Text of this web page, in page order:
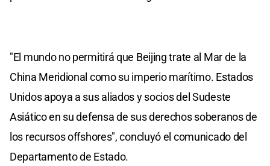
"El mundo no permitirá que Beijing trate al Mar de la
China Meridional como su imperio marítimo. Estados
Unidos apoya a sus aliados y socios del Sudeste
Asiático en su defensa de sus derechos soberanos de
los recursos offshores", concluyó el comunicado del
Departamento de Estado.